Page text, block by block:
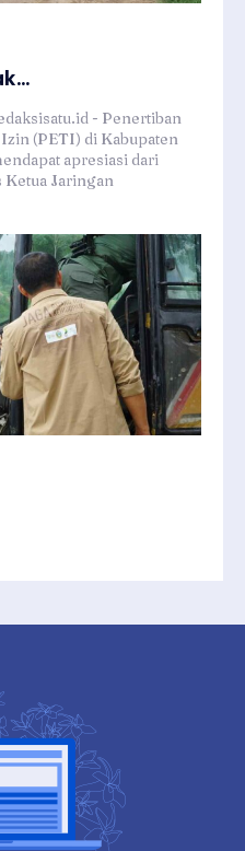
- Penertiban
(PETI) di Kabupaten
apresiasi dari
Jaringan